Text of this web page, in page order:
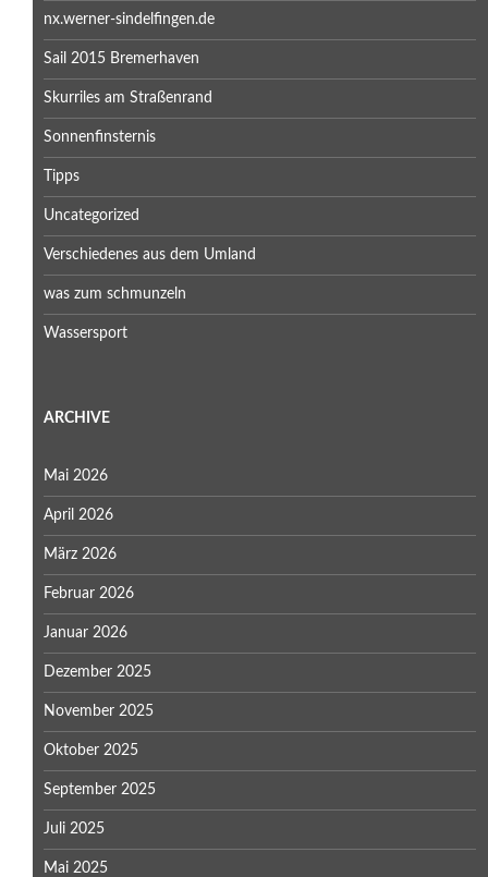
nx.werner-sindelfingen.de
Sail 2015 Bremerhaven
Skurriles am Straßenrand
Sonnenfinsternis
Tipps
Uncategorized
Verschiedenes aus dem Umland
was zum schmunzeln
Wassersport
ARCHIVE
Mai 2026
April 2026
März 2026
Februar 2026
Januar 2026
Dezember 2025
November 2025
Oktober 2025
September 2025
Juli 2025
Mai 2025